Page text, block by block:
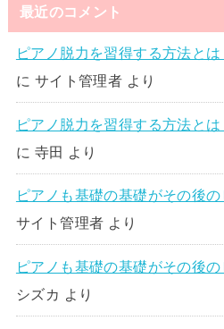
最近のコメント
ピアノ脱力を習得する方法と
に サイト管理者 より
ピアノ脱力を習得する方法と
に 寺田 より
ピアノも基礎の基礎がその後の
サイト管理者 より
ピアノも基礎の基礎がその後の
シズカ
より